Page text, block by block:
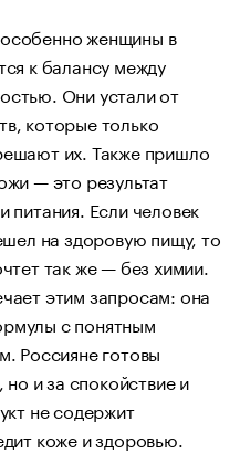
женщины в
к балансу между
Они устали от
которые только
их. Также пришло
— это результат
питания. Если человек
на здоровую пищу, то
так же — без химии.
этим запросам: она
с понятным
Россияне готовы
но и за спокойствие и
не содержит
коже и здоровью.